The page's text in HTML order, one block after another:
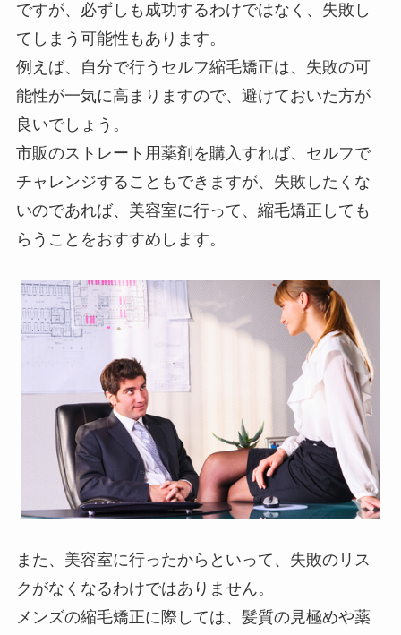
ですが、必ずしも成功するわけではなく、失敗し
てしまう可能性もあります。
例えば、自分で行うセルフ縮毛矯正は、失敗の可
能性が一気に高まりますので、避けておいた方が
良いでしょう。
市販のストレート用薬剤を購入すれば、セルフで
チャレンジすることもできますが、失敗したくな
いのであれば、美容室に行って、縮毛矯正しても
らうことをおすすめします。
また、美容室に行ったからといって、失敗のリス
クがなくなるわけではありません。
メンズの縮毛矯正に際しては、髪質の見極めや薬